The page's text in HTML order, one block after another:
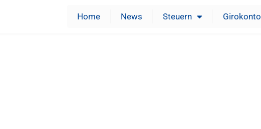
Home News Steuern Girokonto